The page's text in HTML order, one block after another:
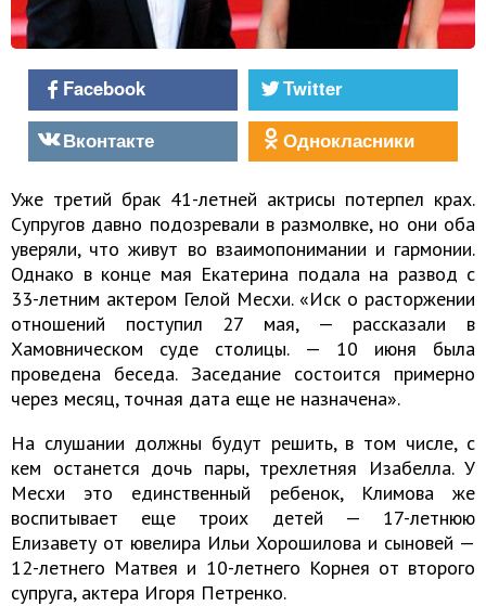
Facebook
Twitter
Вконтакте
Однокласники
Уже третий брак 41-летней актрисы потерпел крах.
Супругов давно подозревали в размолвке, но они оба
уверяли, что живут во взаимопонимании и гармонии.
Однако в конце мая Екатерина подала на развод с
33-летним актером Гелой Месхи. «Иск о расторжении
отношений поступил 27 мая, — рассказали в
Хамовническом суде столицы. — 10 июня была
проведена беседа. Заседание состоится примерно
через месяц, точная дата еще не назначена».
На слушании должны будут решить, в том числе, с
кем останется дочь пары, трехлетняя Изабелла. У
Месхи это единственный ребенок, Климова же
воспитывает еще троих детей — 17-летнюю
Елизавету от ювелира Ильи Хорошилова и сыновей —
12-летнего Матвея и 10-летнего Корнея от второго
супруга, актера Игоря Петренко.